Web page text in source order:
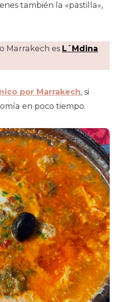
también la «pastilla»,
Marrakech es L´Mdina
por Marrakech, si
en poco tiempo.